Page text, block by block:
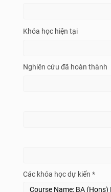
Khóa học hiện tại
Nghiên cứu đã hoàn thành
Các khóa học dự kiến *